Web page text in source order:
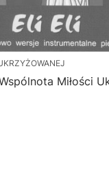
Miłości